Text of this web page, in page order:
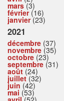
mars(3)
février(16)
janvier(23)
2021
décembre (37)
novembre (35)
octobre (23)
septembre (31)
août (24)
juillet(32)
juin (42)
mai (53)